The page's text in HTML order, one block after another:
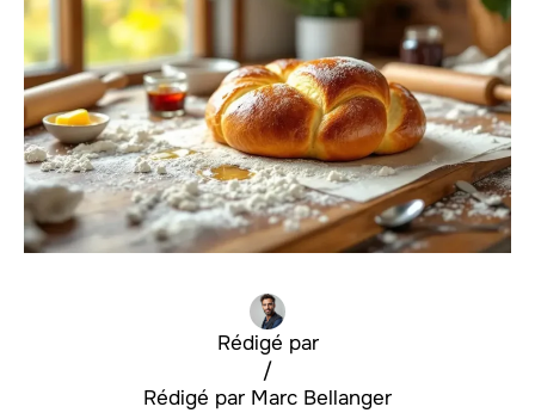
Rédigé par
Marc Bellanger
/